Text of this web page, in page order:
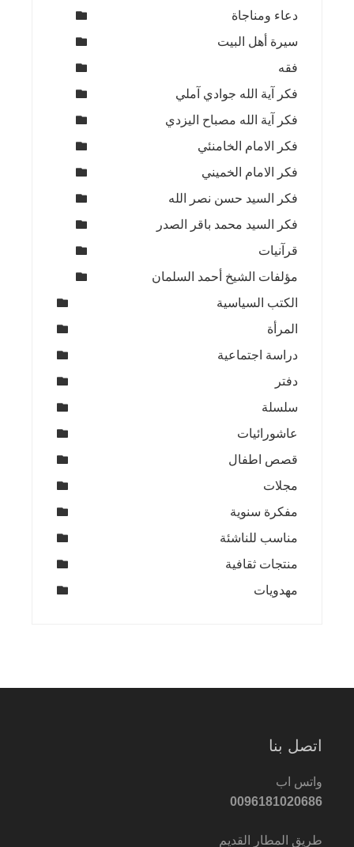
دعاء ومناجاة
سيرة أهل البيت
فقه
فكر آية الله جوادي آملي
فكر آية الله مصباح اليزدي
فكر الامام الخامنئي
فكر الامام الخميني
فكر السيد حسن نصر الله
فكر السيد محمد باقر الصدر
قرآنيات
مؤلفات الشيخ أحمد السلمان
الكتب السياسية
المرأة
دراسة اجتماعية
دفتر
سلسلة
عاشورائيات
قصص اطفال
مجلات
مفكرة سنوية
مناسب للناشئة
منتجات ثقافية
مهدويات
اتصل بنا
واتس اب
0096181020686
طريق المطار القديم